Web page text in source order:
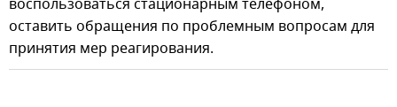
воспользоваться стационарным телефоном,
оставить обращения по проблемным вопросам для
принятия мер реагирования.